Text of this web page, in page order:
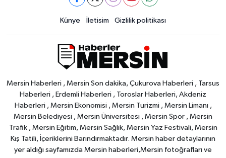
Künye İletisim Gizlilik politikası
Mersin Haberleri , Mersin Son dakika, Çukurova Haberleri , Tarsus
Haberleri , Erdemli Haberleri , Toroslar Haberleri, Akdeniz
Haberleri , Mersin Ekonomisi , Mersin Turizmi , Mersin Limanı ,
Mersin Belediyesi , Mersin Üniversitesi , Mersin Spor , Mersin
Trafik , Mersin Eğitim, Mersin Sağlık, Mersin Yaz Festivali, Mersin
Kış Tatili, İçeriklerini Barındırmaktadır. Mersin haber detaylarının
yer aldığı sayfamızda Mersin haberleri,Mersin fotoğrafları ve